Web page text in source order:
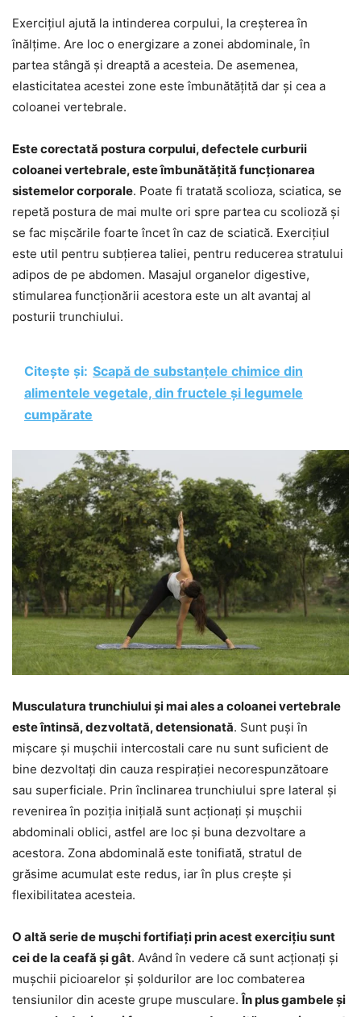
Exercițiul ajută la intinderea corpului, la creșterea în
înălțime. Are loc o energizare a zonei abdominale, în
partea stângă și dreaptă a acesteia. De asemenea,
elasticitatea acestei zone este îmbunătățită dar și cea a
coloanei vertebrale.
Este corectată postura corpului, defectele curburii
coloanei vertebrale, este îmbunătățită funcționarea
sistemelor corporale. Poate fi tratată scolioza, sciatica, se
repetă postura de mai multe ori spre partea cu scolioză și
se fac mișcările foarte încet în caz de sciatică. Exercițiul
este util pentru subțierea taliei, pentru reducerea stratului
adipos de pe abdomen. Masajul organelor digestive,
stimularea funcționării acestora este un alt avantaj al
posturii trunchiului.
Citește și: Scapă de substanțele chimice din
alimentele vegetale, din fructele și legumele
cumpărate
Musculatura trunchiului și mai ales a coloanei vertebrale
este întinsă, dezvoltată, detensionată. Sunt puși în
mișcare și mușchii intercostali care nu sunt suficient de
bine dezvoltați din cauza respirației necorespunzătoare
sau superficiale. Prin înclinarea trunchiului spre lateral și
revenirea în poziția inițială sunt acționați și mușchii
abdominali oblici, astfel are loc și buna dezvoltare a
acestora. Zona abdominală este tonifiată, stratul de
grăsime acumulat este redus, iar în plus crește și
flexibilitatea acesteia.
O altă serie de mușchi fortifiați prin acest exercițiu sunt
cei de la ceafă și gât. Având în vedere că sunt acționați și
mușchii picioarelor și șoldurilor are loc combaterea
tensiunilor din aceste grupe musculare.În plus gambele și